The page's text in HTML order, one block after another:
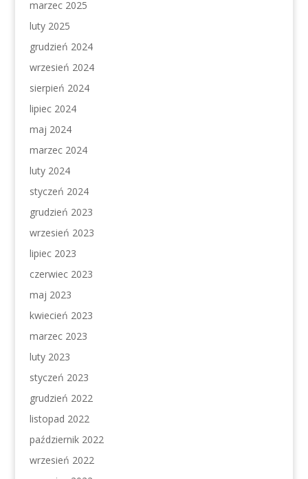
marzec 2025
luty 2025
grudzień 2024
wrzesień 2024
sierpień 2024
lipiec 2024
maj 2024
marzec 2024
luty 2024
styczeń 2024
grudzień 2023
wrzesień 2023
lipiec 2023
czerwiec 2023
maj 2023
kwiecień 2023
marzec 2023
luty 2023
styczeń 2023
grudzień 2022
listopad 2022
październik 2022
wrzesień 2022